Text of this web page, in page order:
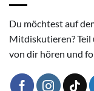
Du möchtest auf
Mitdiskutieren? Teil
von dir hören und